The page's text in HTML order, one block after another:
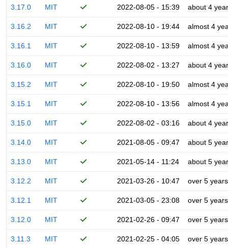
3.17.0 MIT 2022-08-05 - 15:39 about 4
3.16.2 MIT 2022-08-10 - 19:44 almost 4
3.16.1 MIT 2022-08-10 - 13:59 almost 4
3.16.0 MIT 2022-08-02 - 13:27 about 4
3.15.2 MIT 2022-08-10 - 19:50 almost 4
3.15.1 MIT 2022-08-10 - 13:56 almost 4
3.15.0 MIT 2022-08-02 - 03:16 about 4
3.14.0 MIT 2021-08-05 - 09:47 about 5
3.13.0 MIT 2021-05-14 - 11:24 about 5
3.12.2 MIT 2021-03-26 - 10:47 over 5 years
3.12.1 MIT 2021-03-05 - 23:08 over 5 years
3.12.0 MIT 2021-02-26 - 09:47 over 5 years
3.11.3 MIT 2021-02-25 - 04:05 over 5 years